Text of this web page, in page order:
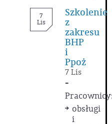
7
Lis
Szkolenie
z
zakresu
BHP
i
Ppoż
7 Lis
-
obsługi
i